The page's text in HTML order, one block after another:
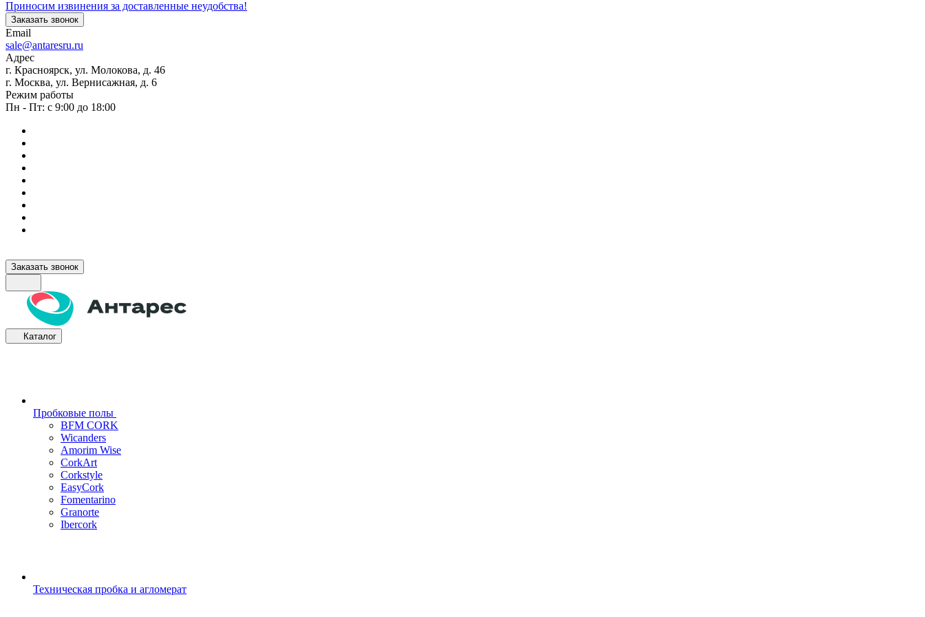
Приносим извинения за доставленные неудобства!
Заказать звонок
Email
sale@antaresru.ru
Адрес
г. Красноярск, ул. Молокова, д. 46
г. Москва, ул. Вернисажная, д. 6
Режим работы
Пн - Пт: с 9:00 до 18:00
Заказать звонок
Каталог
Пробковые полы
BFM CORK
Wicanders
Amorim Wise
CorkArt
Corkstyle
EasyCork
Fomentarino
Granorte
Ibercork
Техническая пробка и агломерат